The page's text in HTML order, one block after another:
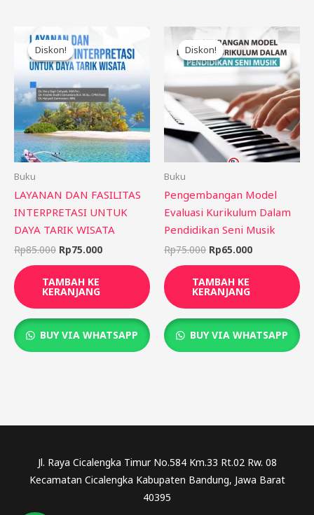
Diskon!
Diskon!
Buku
LAYANAN DAN FASILITAS
INTERPRETASI UNTUK
DAYA TARIK WISATA
Rp85.000
Harga
aslinya
adalah:
Rp85.000.
Rp75.000
ini
adalah:
Rp75.000.
TAMBAH KE
KERANJANG
BUY VIA WHATSAPP
Diskon!
Diskon!
Buku
Pengembangan Model
Evaluasi Kurikulum Dalam
Pendidikan Seni Musik
Rp75.000
Harga
aslinya
adalah:
Rp75.000.
Rp65.000
Harga
saat
ini
adalah:
Rp65.000.
TAMBAH KE
KERANJANG
BUY VIA WHATSAPP
Jl. Raya Cicalengka Timur No.584 Km.33 Rt.02 Rw. 08
Kecamatan Cicalengka Kabupaten Bandung, Jawa Barat
40395